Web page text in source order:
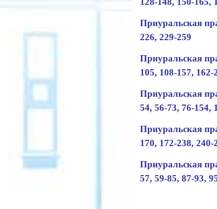
Приуральская
226, 229-259
Приуральская
105, 108-157, 162-
Приуральская
54, 56-73, 76-154,
Приуральская
170, 172-238, 240-
Приуральская
57, 59-85, 87-93,